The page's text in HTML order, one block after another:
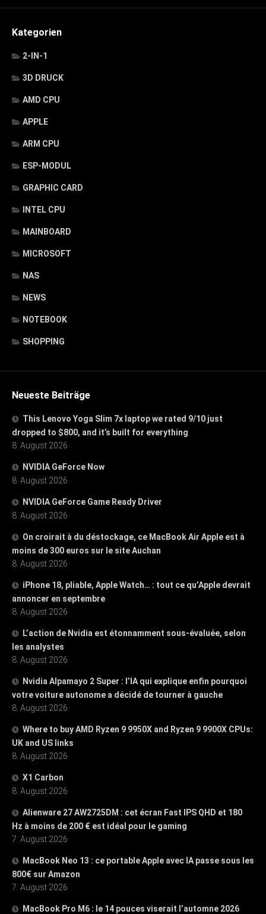
Kategorien
2-IN-1
3D DRUCK
AMD CPU
APPLE
ARM CPU
ESP-MODUL
GRAPHIC CARD
INTEL CPU
MAINBOARD
MICROSOFT
NAS
NEWS
NOTEBOOK
SHOPPING
Neueste Beiträge
This Lenovo Yoga Slim 7x laptop we rated 9/10 just
dropped to $800, and it’s built for everything
8. August 2026
NVIDIA GeForce Now
8. August 2026
NVIDIA GeForce Game Ready Driver
8. August 2026
On croirait à du déstockage, ce MacBook Air Apple est à
moins de 300 euros sur le site Auchan
8. August 2026
iPhone 18, pliable, Apple Watch… : tout ce qu’Apple devrait
annoncer en septembre
8. August 2026
L’action de Nvidia est étonnamment sous-évaluée, selon
les analystes
8. August 2026
Nvidia Alpamayo 2 Super : l’IA qui explique enfin pourquoi
votre voiture autonome a décidé de tourner à gauche
8. August 2026
Where to buy AMD Ryzen 9 9950X and Ryzen 9 9900X CPUs:
UK and US links
8. August 2026
X1 Carbon
8. August 2026
Alienware 27 AW2725DM : cet écran Fast IPS QHD et 180
Hz à moins de 200 € est idéal pour le gaming
7. August 2026
MacBook Neo 13 : ce portable Apple avec IA passe sous les
800€ sur Amazon
7. August 2026
MacBook Pro M6 : le 14 pouces viserait l’automne 2026